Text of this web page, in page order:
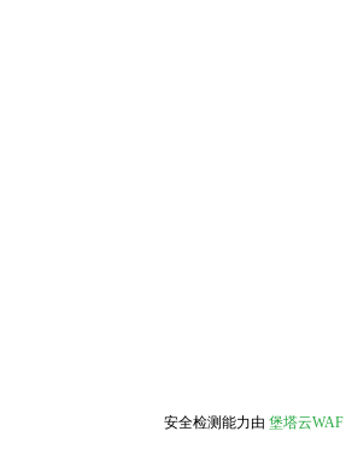
安全检测能力由 堡塔云WAF